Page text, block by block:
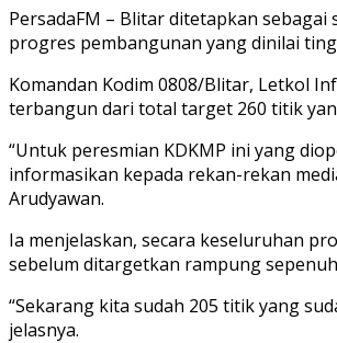
PersadaFM – Blitar ditetapkan
progres pembangunan yang dinilai
Komandan Kodim 0808/Blitar, Letkol
terbangun dari total target 260 titik
“Untuk peresmian KDKMP ini yang
informasikan kepada rekan-rekan
Arudyawan.
Ia menjelaskan, secara keseluruhan
sebelum ditargetkan rampung
“Sekarang kita sudah 205 titik yang
jelasnya.